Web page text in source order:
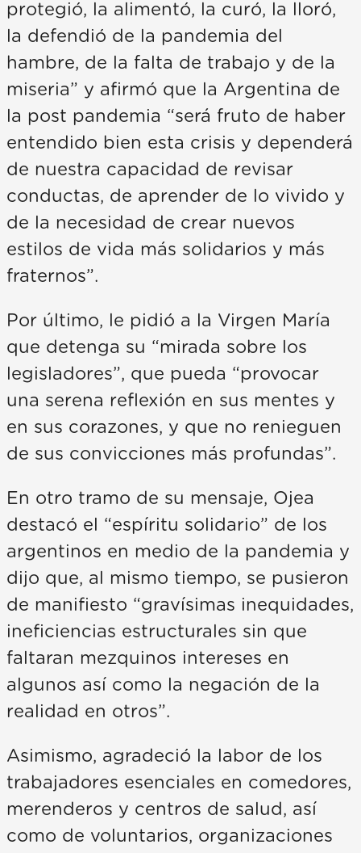
protegió, la alimentó, la curó, la lloró,
la defendió de la pandemia del
hambre, de la falta de trabajo y de la
miseria” y afirmó que la Argentina de
la post pandemia “será fruto de haber
entendido bien esta crisis y dependerá
de nuestra capacidad de revisar
conductas, de aprender de lo vivido y
de la necesidad de crear nuevos
estilos de vida más solidarios y más
fraternos”.
Por último, le pidió a la Virgen María
que detenga su “mirada sobre los
legisladores”, que pueda “provocar
una serena reflexión en sus mentes y
en sus corazones, y que no renieguen
de sus convicciones más profundas”.
En otro tramo de su mensaje, Ojea
destacó el “espíritu solidario” de los
argentinos en medio de la pandemia y
dijo que, al mismo tiempo, se pusieron
de manifiesto “gravísimas inequidades,
ineficiencias estructurales sin que
faltaran mezquinos intereses en
algunos así como la negación de la
realidad en otros”.
Asimismo, agradeció la labor de los
trabajadores esenciales en comedores,
merenderos y centros de salud, así
como de voluntarios, organizaciones